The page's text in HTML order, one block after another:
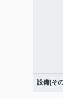
設備(そ